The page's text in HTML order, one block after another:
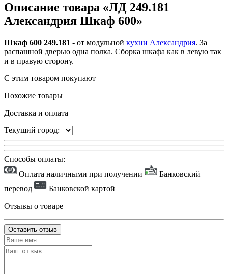
Описание товара «ЛД 249.181
Александрия Шкаф 600»
Шкаф 600 249.181 - от модульной кухни Александрия. За
распашной дверью одна полка. Сборка шкафа как в левую так
и в правую сторону.
С этим товаром покупают
Похожие товары
Доставка и оплата
Текущий город:
Способы оплаты:
Оплата наличными при получении
Банковский
перевод
Банковской картой
Отзывы о товаре
Оставить отзыв